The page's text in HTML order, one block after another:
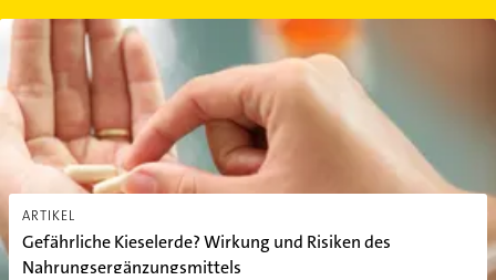
ARTIKEL
Gefährliche Kieselerde? Wirkung und Risiken des
Nahrungsergänzungsmittels
Gefährliche Kieselerde? Wirkung und Risiken des